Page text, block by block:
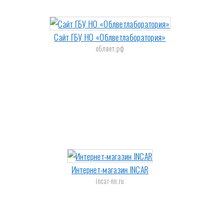
Сайт ГБУ НО «Облветлаборатория»
облвет.рф
Интернет-магазин INCAR
incar-nn.ru